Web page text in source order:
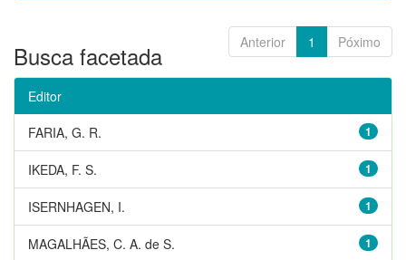
Anterior 1 Póximo
Busca facetada
Editor
1
FARIA, G. R.
1
IKEDA, F. S.
1
ISERNHAGEN, I.
1
MAGALHÃES, C. A. de S.